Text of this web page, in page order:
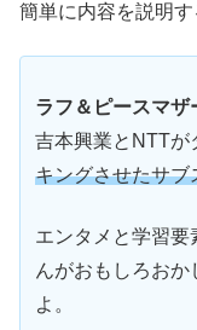
簡単に内容を説明す
ラフ＆ピースマザ
吉本興業とNTTが
キングさせたサブ
エンタメと学習要
んがおもしろお
よ。